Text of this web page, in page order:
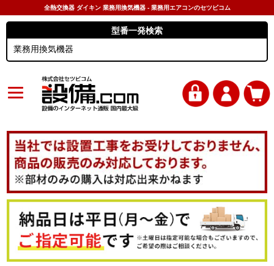
全熱交換器 ダイキン 業務用換気機器 - 業務用エアコンのセツビコム
型番一発検索